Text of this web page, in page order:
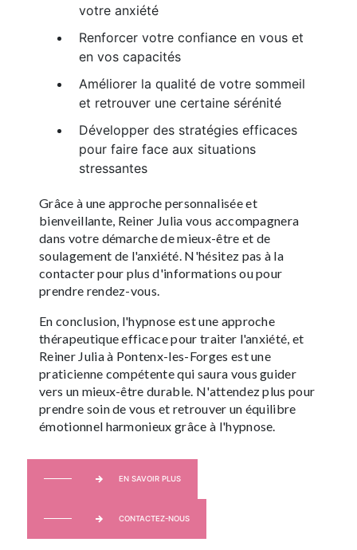
votre anxiété
Renforcer votre confiance en vous et
en vos capacités
Améliorer la qualité de votre sommeil
et retrouver une certaine sérénité
Développer des stratégies efficaces
pour faire face aux situations
stressantes
Grâce à une approche personnalisée et
bienveillante, Reiner Julia vous accompagnera
dans votre démarche de mieux-être et de
soulagement de l'anxiété. N'hésitez pas à la
contacter pour plus d'informations ou pour
prendre rendez-vous.
En conclusion, l'hypnose est une approche
thérapeutique efficace pour traiter l'anxiété, et
Reiner Julia à Pontenx-les-Forges est une
praticienne compétente qui saura vous guider
vers un mieux-être durable. N'attendez plus pour
prendre soin de vous et retrouver un équilibre
émotionnel harmonieux grâce à l'hypnose.
EN SAVOIR PLUS
CONTACTEZ-NOUS